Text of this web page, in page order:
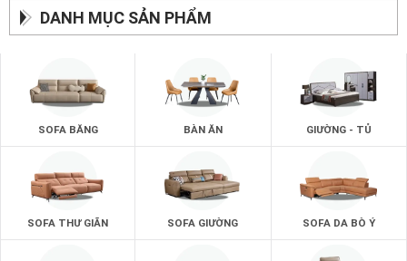
DANH MỤC SẢN PHẨM
SOFA BĂNG BÀN ĂN GIƯỜNG - TỦ
SOFA THƯ GIÃN SOFA GIƯỜNG SOFA DA BÒ Ý